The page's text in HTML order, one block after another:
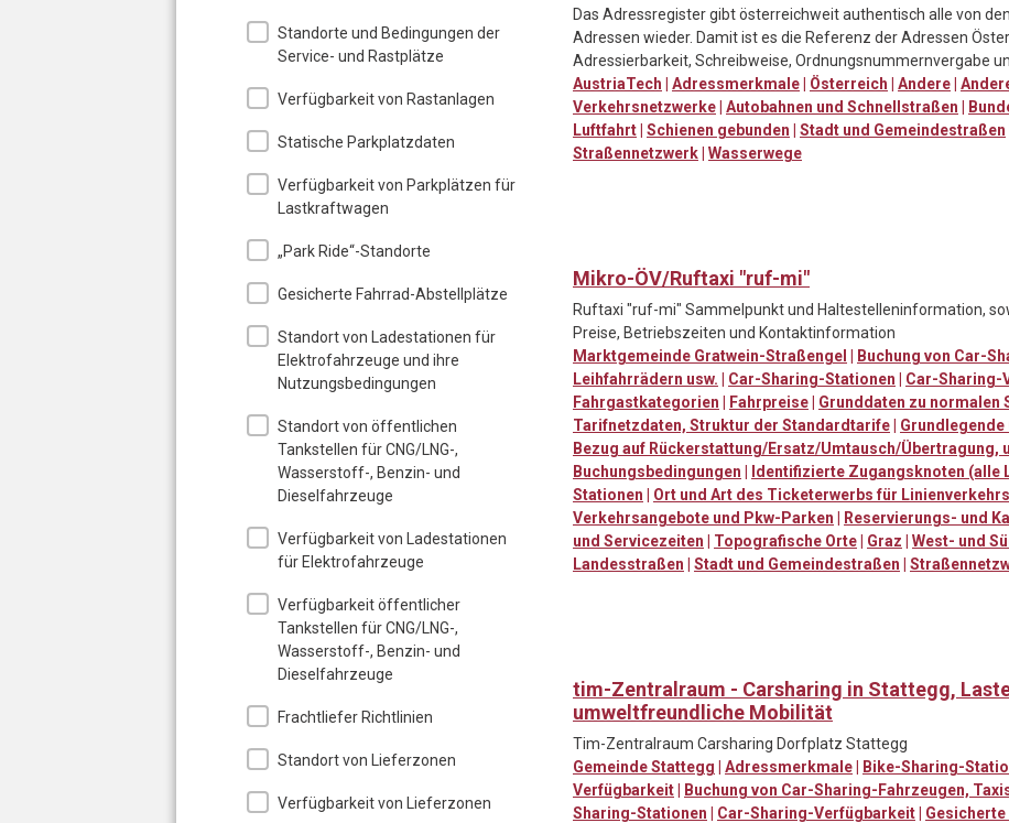
Standorte und Bedingungen der
Service- und Rastplätze
Verfügbarkeit von Rastanlagen
Statische Parkplatzdaten
Verfügbarkeit von Parkplätzen für
Lastkraftwagen
„Park Ride“-Standorte
Gesicherte Fahrrad-Abstellplätze
Standort von Ladestationen für
Elektrofahrzeuge und ihre
Nutzungsbedingungen
Standort von öffentlichen
Tankstellen für CNG/LNG-,
Wasserstoff-, Benzin- und
Dieselfahrzeuge
Verfügbarkeit von Ladestationen
für Elektrofahrzeuge
Verfügbarkeit öffentlicher
Tankstellen für CNG/LNG-,
Wasserstoff-, Benzin- und
Dieselfahrzeuge
Frachtliefer Richtlinien
Standort von Lieferzonen
Verfügbarkeit von Lieferzonen
Das Adressregister gibt österreichweit authentisch alle von
Adressen wieder. Damit ist es die Referenz der Adressen
Adressierbarkeit, Schreibweise, Ordnungsnummernvergabe
AustriaTech | Adressmerkmale| Österreich | Andere|
Verkehrsnetzwerke| Autobahnen und Schnellstraßen |
Luftfahrt| Schienen gebunden | Stadt und Gemeindestraßen
Straßennetzwerk| Wasserwege
Mikro-ÖV/Ruftaxi "ruf-mi"
Ruftaxi "ruf-mi" Sammelpunkt und Haltestelleninformation,
Preise, Betriebszeiten und Kontaktinformation
Marktgemeinde Gratwein-Straßengel | Buchung von Car-
Leihfahrrädern usw. | Car-Sharing-Stationen | Car-Sharing-
Fahrgastkategorien | Fahrpreise| Grunddaten zu normalen
Tarifnetzdaten, Struktur der Standardtarife| Grundlegende
Bezug auf Rückerstattung/Ersatz/Umtausch/Übertragung,
Buchungsbedingungen | Identifizierte Zugangsknoten (alle
Stationen | Ort und Art des Ticketerwerbs für
Verkehrsangebote und Pkw-Parken | Reservierungs- und
und Servicezeiten | Topografische Orte| Graz | West- und
Landesstraßen | Stadt und Gemeindestraßen |
tim-Zentralraum - Carsharing in Stattegg,
umweltfreundliche Mobilität
Tim-Zentralraum Carsharing Dorfplatz Stattegg
Gemeinde Stattegg | Adressmerkmale| Bike-Sharing-
Verfügbarkeit| Buchung von Car-Sharing-Fahrzeugen,
Sharing-Stationen | Car-Sharing-Verfügbarkeit|